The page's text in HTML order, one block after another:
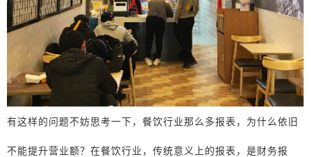
有这样的问题不妨思考一下，餐饮行业那么多报表，为什么依旧
不能提升营业额？在餐饮行业，传统意义上的报表，是财务报